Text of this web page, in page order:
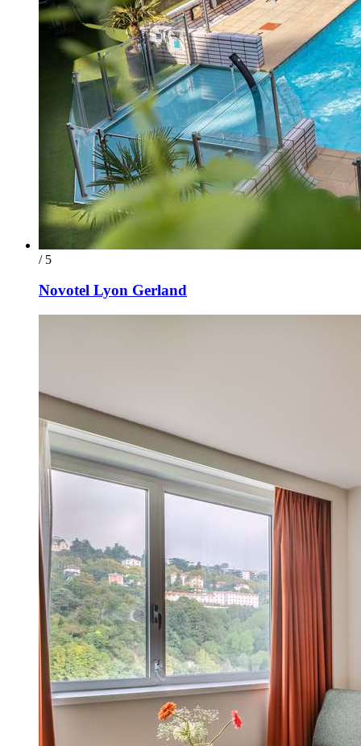
/ 5
Novotel Lyon Gerland